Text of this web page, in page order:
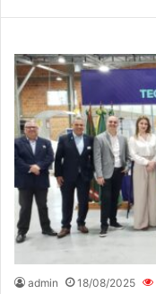
admin 18/08/2025